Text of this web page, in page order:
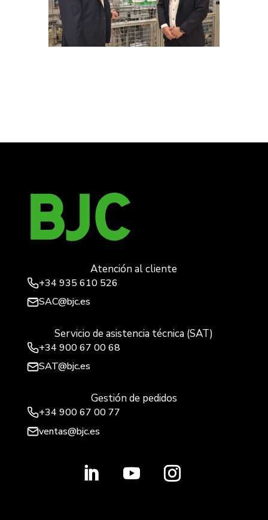
Atención al cliente
+34 935 610 526
SAC@bjc.es
Servicio de asistencia técnica (SAT)
+34 900 67 00 68
SAT@bjc.es
Gestión de pedidos
+34 900 67 00 77
ventas@bjc.es